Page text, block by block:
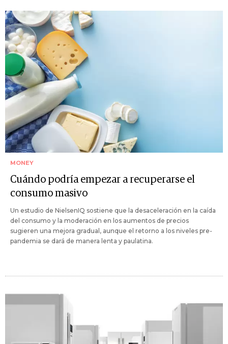
MONEY
Cuándo podría empezar a recuperarse el
consumo masivo
Un estudio de NielsenIQ sostiene que la desaceleración en la caída
del consumo y la moderación en los aumentos de precios
sugieren una mejora gradual, aunque el retorno a los niveles pre-
pandemia se dará de manera lenta y paulatina.